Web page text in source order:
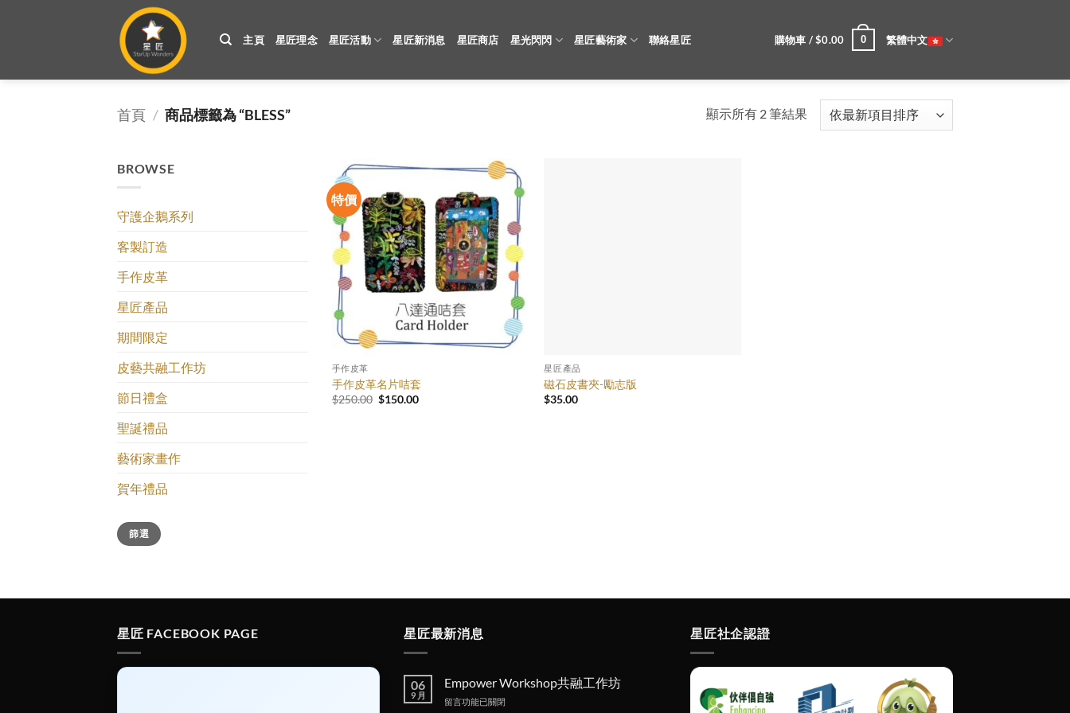
主頁 星匠理念 星匠活動 星匠新消息 星匠商店 星光閃閃 星匠藝術家 聯絡星匠 購物車 /$0.00 0 繁體中文
首頁 / 商品標籤為 “BLESS” 顯示所有 2 筆結果依
BROWSE
守護企鵝系列
客製訂造
手作皮革
星匠產品
期間限定
皮藝共融工作坊
節日禮盒
聖誕禮品
藝術家畫作
賀年禮品
最
低
價
最
高
價
篩選
特價
手作皮革
手作皮革名片咭套
$250.00 原
$150.00目
星匠產品
磁石皮書夾-勵志版
$35.00
星匠 FACEBOOK PAGE 星匠最新消息
06
9 月
Empower Workshop共融工作坊
在
留言功能已關閉
星匠社企認證